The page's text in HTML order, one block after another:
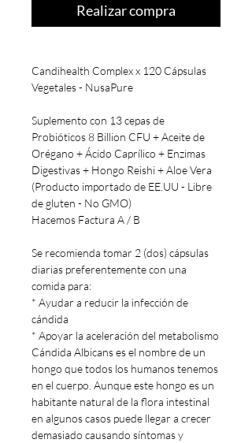
Realizar compra
Candihealth Complex x 120 Cápsulas
Vegetales - NusaPure
Suplemento con 13 cepas de
Probióticos 8 Billion CFU + Aceite de
Orégano + Ácido Caprílico + Enzimas
Digestivas + Hongo Reishi + Aloe Vera
(Producto importado de EE.UU - Libre
de gluten - No GMO)
Hacemos Factura A / B
Se recomienda tomar 2 (dos) cápsulas
diarias preferentemente con una
comida para:
* Ayudar a reducir la infección de
cándida
* Apoyar la aceleración del metabolismo
Cándida Albicans es el nombre de un
hongo que todos los humanos tenemos
en el cuerpo. Aunque este hongo es un
habitante natural de la flora intestinal
en algunos casos puede llegar a crecer
demasiado causando síntomas y